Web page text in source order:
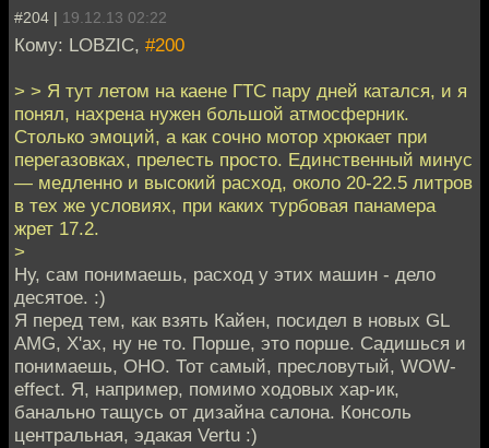
#204 | 19.12.13 02:22
Кому: LOBZIC, #200
> > Я тут летом на каене ГТС пару дней катался, и я
понял, нахрена нужен большой атмосферник.
Столько эмоций, а как сочно мотор хрюкает при
перегазовках, прелесть просто. Единственный минус
— медленно и высокий расход, около 20-22.5 литров
в тех же условиях, при каких турбовая панамера
жрет 17.2.
>
Ну, сам понимаешь, расход у этих машин - дело
десятое. :)
Я перед тем, как взять Кайен, посидел в новых GL
AMG, X'ах, ну не то. Порше, это порше. Садишься и
понимаешь, ОНО. Тот самый, пресловутый, WOW-
effect. Я, например, помимо ходовых хар-ик,
банально тащусь от дизайна салона. Консоль
центральная, эдакая Vertu :)